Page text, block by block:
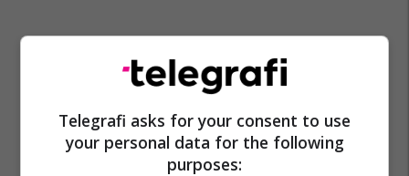
Telegrafi asks for your consent to use
your personal data for the following
purposes: